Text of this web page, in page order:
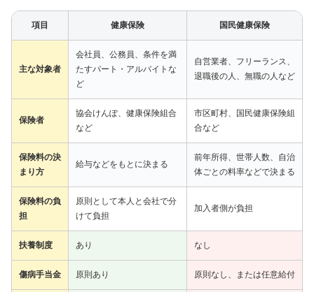
項目 健康保険 国民健康保険
主な対象者
会社員、公務員、条件を満
たすパート・アルバイトな
ど
自営業者、フリーランス、
退職後の人、無職の人など
保険者
協会けんぽ、健康保険組合
など
市区町村、国民健康保険組
合など
保険料の決
まり方
給与などをもとに決まる
前年所得、世帯人数、自治
体ごとの料率などで決まる
保険料の負
担
原則として本人と会社で分
けて負担
加入者側が負担
扶養制度 あり なし
傷病手当金 原則あり 原則なし、または任意給付